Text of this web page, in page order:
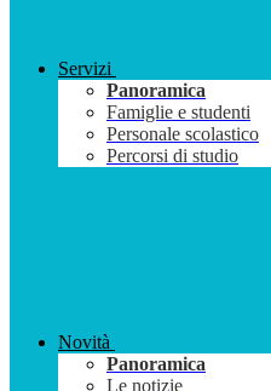
Servizi
Panoramica
Famiglie e studenti
Personale scolastico
Percorsi di studio
Novità
Panoramica
Le notizie